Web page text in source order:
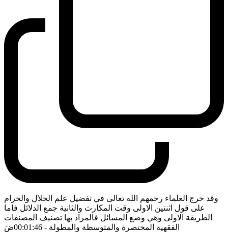
وقد خرج العلماء رحمهم الله تعالى في تفضيل علم الحلال والحرام
على قول اثنتين الاولى وقت المكارث والثانية جمع الدلائل فاما
الطريقة الاولى وهي وضع المسائل فالمراد بها تصنيف المصنفات
الفقهية المختصرة والمتوسطة والمطولة - 00:01:46 ضَ